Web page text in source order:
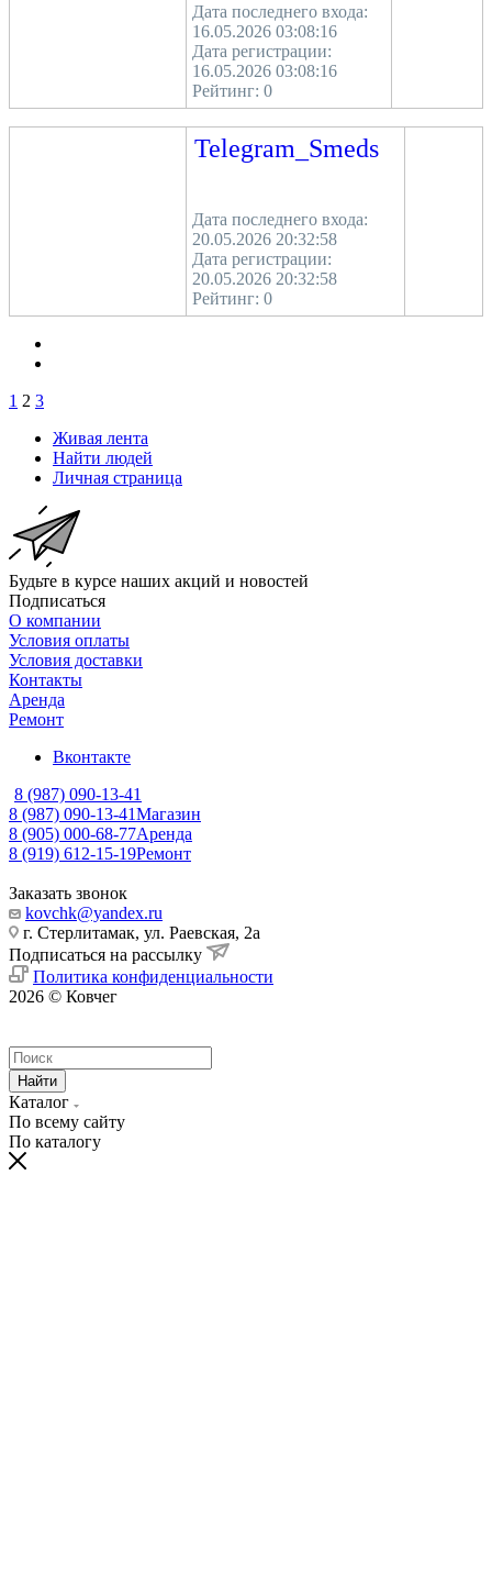
Дата последнего входа:
16.05.2026 03:08:16
Дата регистрации:
16.05.2026 03:08:16
Рейтинг: 0
Telegram_Smeds
Дата последнего входа:
20.05.2026 20:32:58
Дата регистрации:
20.05.2026 20:32:58
Рейтинг: 0
1 2 3
Живая лента
Найти людей
Личная страница
Будьте в курсе наших акций и новостей
Подписаться
О компании
Условия оплаты
Условия доставки
Контакты
Аренда
Ремонт
Вконтакте
8 (987) 090-13-41
8 (987) 090-13-41Магазин
8 (905) 000-68-77Аренда
8 (919) 612-15-19Ремонт
Заказать звонок
kovchk@yandex.ru
г. Стерлитамак, ул. Раевская, 2а
Подписаться на рассылку
Политика конфиденциальности
2026 © Ковчег
Найти
Каталог
По всему сайту
По каталогу